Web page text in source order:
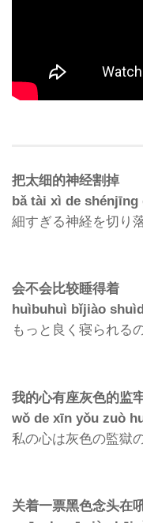
把太细的神经割掉
bǎ tài xì de shénjīng
細すぎる神経を切り
会不会比较睡得着
huìbuhuì bǐjiào
もっと良く寝られる
我的心有座灰色的监
wǒ de xīn yǒu zuò
私の心は灰色の監獄
关着一票黑色念头在